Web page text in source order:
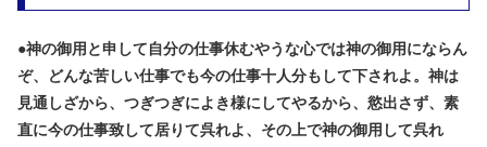
●神の御用と申して自分の仕事休むやうな心では神の御用にならん
ぞ、どんな苦しい仕事でも今の仕事十人分もして下されよ。神は
見通しざから、つぎつぎによき様にしてやるから、慾出さず、素
直に今の仕事致して居りて呉れよ、その上で神の御用して呉れ